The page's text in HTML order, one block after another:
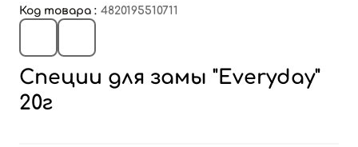
Код товара : 4820195510711
Специи для замы "Everyday"
20г